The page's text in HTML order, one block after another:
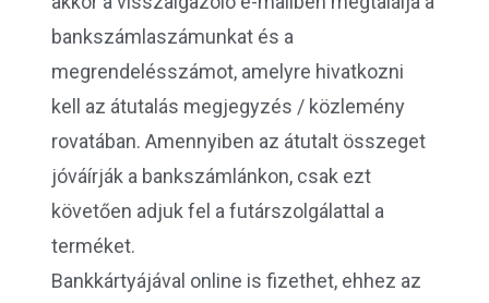
bankszámlaszámunkat és a
megrendelésszámot, amelyre hivatkozni
kell az átutalás megjegyzés / közlemény
rovatában. Amennyiben az átutalt összeget
jóváírják a bankszámlánkon, csak ezt
követően adjuk fel a futárszolgálattal a
terméket.
Bankkártyájával online is fizethet, ehhez az